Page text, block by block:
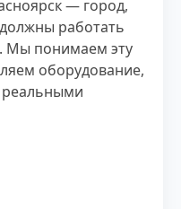
— город,
работать
Мы понимаем эту
оборудование,